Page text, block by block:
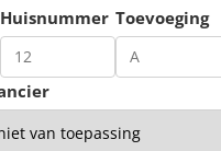
Huisnummer Toevoeging